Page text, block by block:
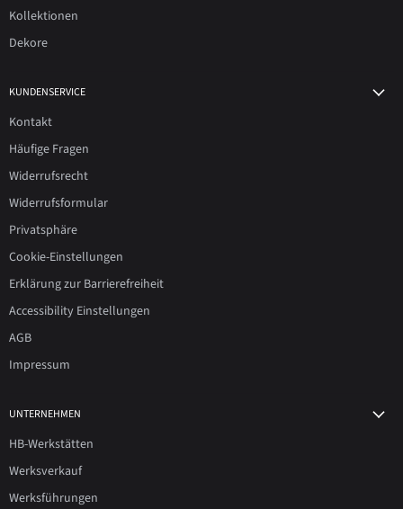
Kollektionen
Dekore
KUNDENSERVICE
Kontakt
Häufige Fragen
Widerrufsrecht
Widerrufsformular
Privatsphäre
Cookie-Einstellungen
Erklärung zur Barrierefreiheit
Accessibility Einstellungen
AGB
Impressum
UNTERNEHMEN
HB-Werkstätten
Werksverkauf
Werksführungen